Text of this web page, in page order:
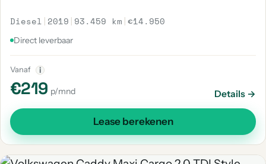
Diesel | 2019 | 93.459 km |€14.950
Direct leverbaar
Vanaf i
€219 p/mnd Details →
Lease berekenen